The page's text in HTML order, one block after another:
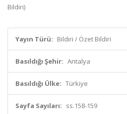
Bildiri)
Yayın Türü: Bildiri / Özet Bildiri
Basıldığı Şehir: Antalya
Basıldığı Ülke: Türkiye
Sayfa Sayıları: ss.158-159